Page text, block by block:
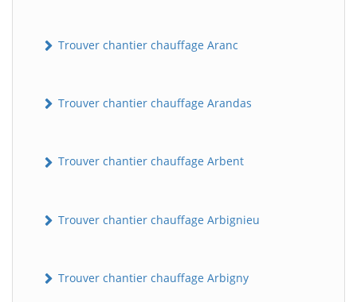
Trouver chantier chauffage Aranc
Trouver chantier chauffage Arandas
Trouver chantier chauffage Arbent
Trouver chantier chauffage Arbignieu
Trouver chantier chauffage Arbigny